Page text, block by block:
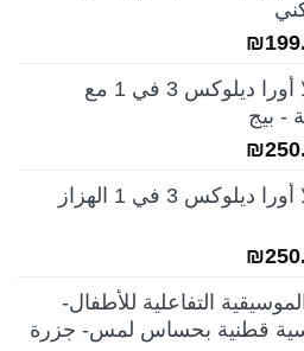
₪
هو:
كرسي ماستيلا أورا ديلوكس 3 في 1 مع
- بيج
₪
هو:
كرسي ماستيلا أورا ديلوكس 3 في 1 الهزاز
₪
هو:
₪250.00.
التفاعلية للأطفال-
قطنية بحساس لمس- جزرة